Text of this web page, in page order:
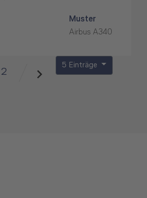
Muster
Airbus A340
2
5 Einträge